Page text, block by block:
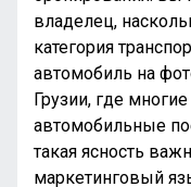
владелец,
категория
автомобиль на
Грузии, где
автомобильные
такая ясность
маркетинговый